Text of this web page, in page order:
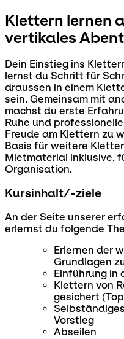
Klettern lernen
vertikales
Dein Einstieg ins
lernst du Schritt für
draussen in einem
sein. Gemeinsam mit
machst du erste
Ruhe und
Freude am Klettern zu
Basis für weitere
Mietmaterial inklusive,
Organisation.
Kursinhalt/-ziele
An der Seite unserer
erlernst du folgende
Erlernen der
Grundlagen
Einführung in
Klettern von
gesichert
Vorstieg
Abseilen